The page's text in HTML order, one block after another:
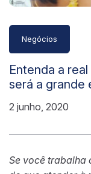
Negócios
Entenda a
será a grande
2 junho, 2020
Se você trabalha